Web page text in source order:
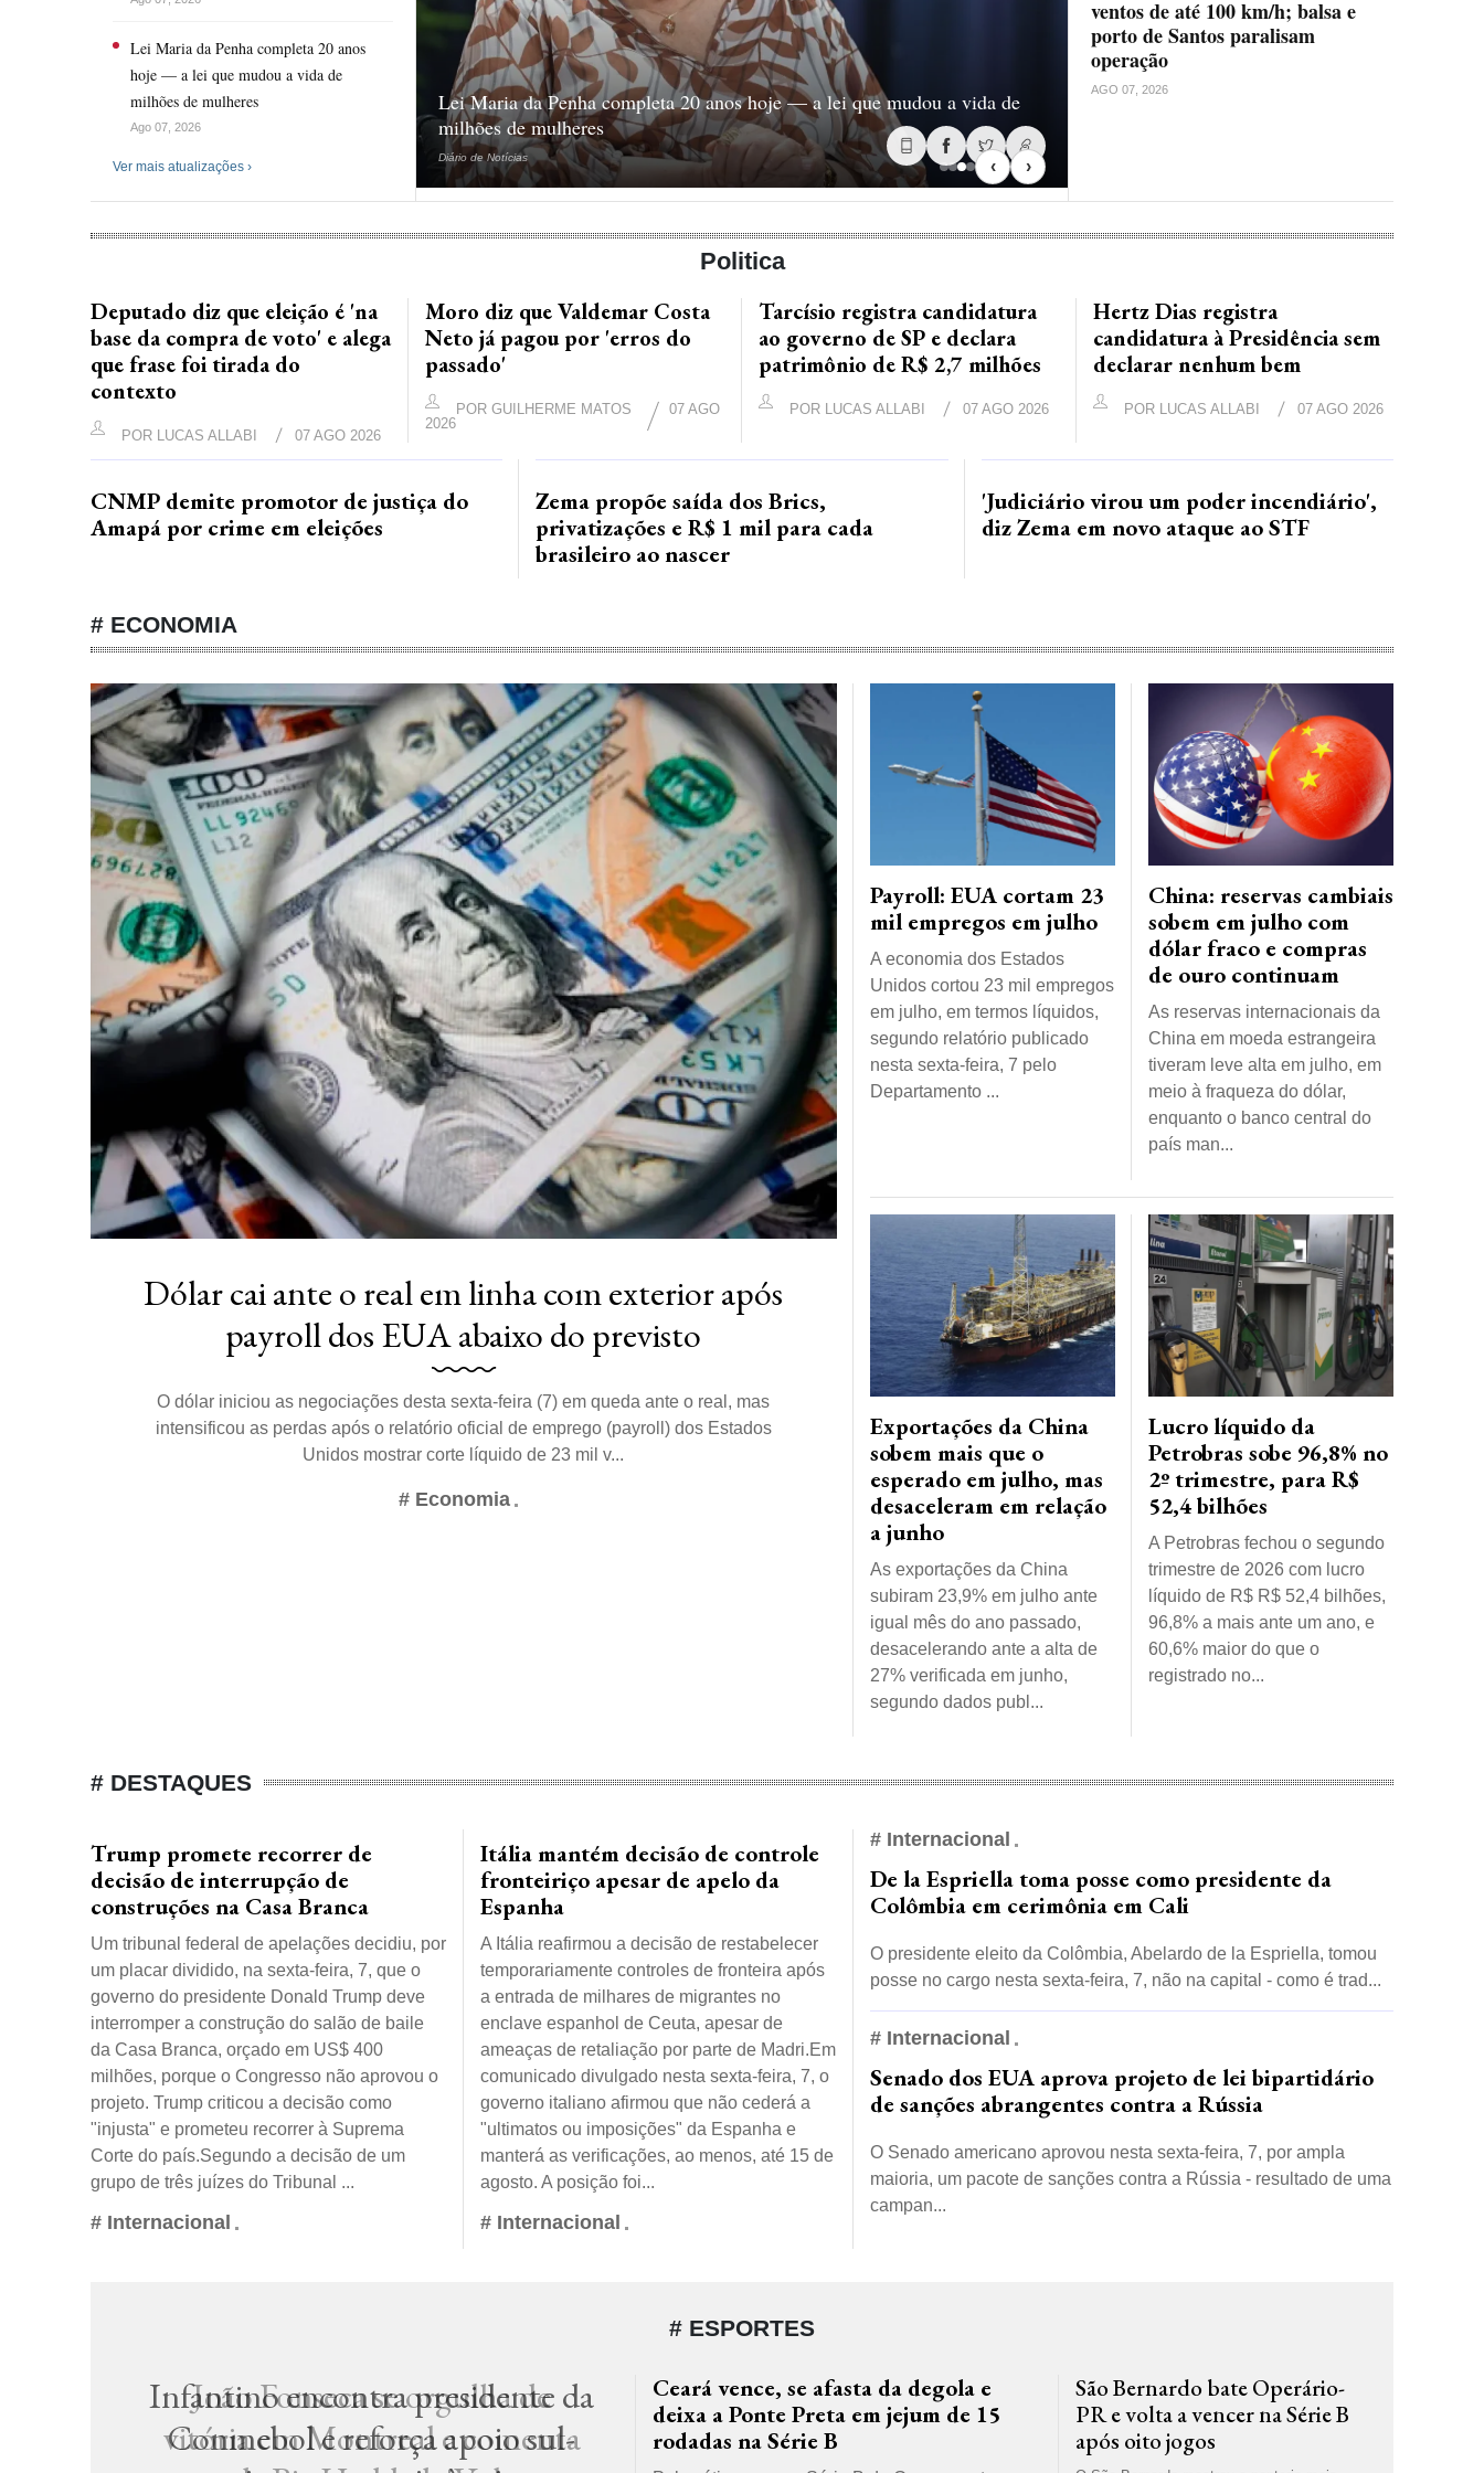
Lei Maria da Penha completa 20 anos
hoje — a lei que mudou a vida de
milhões de mulheres
Ago 07, 2026
Ver mais atualizações ›
Lei Maria da Penha completa 20 anos hoje — a lei que mudou a vida de
milhões de mulheres
Diário de Notícias ‹ ›
ventos de até 100 km/h; balsa e
porto de Santos paralisam
operação
AGO 07, 2026
Politica
Deputado diz que eleição é 'na
base da compra de voto' e alega
que frase foi tirada do
contexto
POR LUCAS ALLABI 07 AGO 2026
Moro diz que Valdemar Costa
Neto já pagou por 'erros do
passado'
POR GUILHERME MATOS
07 AGO
2026
Tarcísio registra candidatura
ao governo de SP e declara
patrimônio de R$ 2,7 milhões
POR LUCAS ALLABI 07 AGO 2026
Hertz Dias registra
candidatura à Presidência sem
declarar nenhum bem
POR LUCAS ALLABI 07 AGO 2026
CNMP demite promotor de justiça do
Amapá por crime em eleições
Zema propõe saída dos Brics,
privatizações e R$ 1 mil para cada
brasileiro ao nascer
'Judiciário virou um poder incendiário',
diz Zema em novo ataque ao STF
# ECONOMIA
Dólar cai ante o real em linha com exterior após
payroll dos EUA abaixo do previsto
O dólar iniciou as negociações desta sexta-feira (7) em queda ante o real, mas
intensificou as perdas após o relatório oficial de emprego (payroll) dos Estados
Unidos mostrar corte líquido de 23 mil v...
# Economia
Payroll: EUA cortam 23
mil empregos em julho
A economia dos Estados
Unidos cortou 23 mil empregos
em julho, em termos líquidos,
segundo relatório publicado
nesta sexta-feira, 7 pelo
Departamento ...
China: reservas cambiais
sobem em julho com
dólar fraco e compras
de ouro continuam
As reservas internacionais da
China em moeda estrangeira
tiveram leve alta em julho, em
meio à fraqueza do dólar,
enquanto o banco central do
país man...
Exportações da China
sobem mais que o
esperado em julho, mas
desaceleram em relação
a junho
As exportações da China
subiram 23,9% em julho ante
igual mês do ano passado,
desacelerando ante a alta de
27% verificada em junho,
segundo dados publ...
Lucro líquido da
Petrobras sobe 96,8% no
2º trimestre, para R$
52,4 bilhões
A Petrobras fechou o segundo
trimestre de 2026 com lucro
líquido de R$ R$ 52,4 bilhões,
96,8% a mais ante um ano, e
60,6% maior do que o
registrado no...
# DESTAQUES
Trump promete recorrer de
decisão de interrupção de
construções na Casa Branca
Um tribunal federal de apelações decidiu, por
um placar dividido, na sexta-feira, 7, que o
governo do presidente Donald Trump deve
interromper a construção do salão de baile
da Casa Branca, orçado em US$ 400
milhões, porque o Congresso não aprovou o
projeto. Trump criticou a decisão como
"injusta" e prometeu recorrer à Suprema
Corte do país.Segundo a decisão de um
grupo de três juízes do Tribunal ...
# Internacional
Itália mantém decisão de controle
fronteiriço apesar de apelo da
Espanha
A Itália reafirmou a decisão de restabelecer
temporariamente controles de fronteira após
a entrada de milhares de migrantes no
enclave espanhol de Ceuta, apesar de
ameaças de retaliação por parte de Madri.Em
comunicado divulgado nesta sexta-feira, 7, o
governo italiano afirmou que não cederá a
"ultimatos ou imposições" da Espanha e
manterá as verificações, ao menos, até 15 de
agosto. A posição foi...
# Internacional
# Internacional
De la Espriella toma posse como presidente da
Colômbia em cerimônia em Cali
O presidente eleito da Colômbia, Abelardo de la Espriella, tomou
posse no cargo nesta sexta-feira, 7, não na capital - como é trad...
# Internacional
Senado dos EUA aprova projeto de lei bipartidário
de sanções abrangentes contra a Rússia
O Senado americano aprovou nesta sexta-feira, 7, por ampla
maioria, um pacote de sanções contra a Rússia - resultado de uma
campan...
# ESPORTES
Infantino encontra presidente da
Conmebol e reforça apoio sul-
João Fonseca se orgulha de
vitória em Montreal e comenta
Ceará vence, se afasta da degola e
deixa a Ponte Preta em jejum de 15
rodadas na Série B
São Bernardo bate Operário-
PR e volta a vencer na Série B
após oito jogos